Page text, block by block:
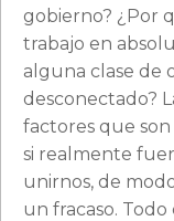
gobierno? ¿Por
trabajo en
alguna clase de
desconectado?
factores que
si realmente
unirnos, de
un fracaso.